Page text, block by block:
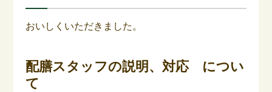
おいしくいただきました。
配膳スタッフの説明、対応 につい
て